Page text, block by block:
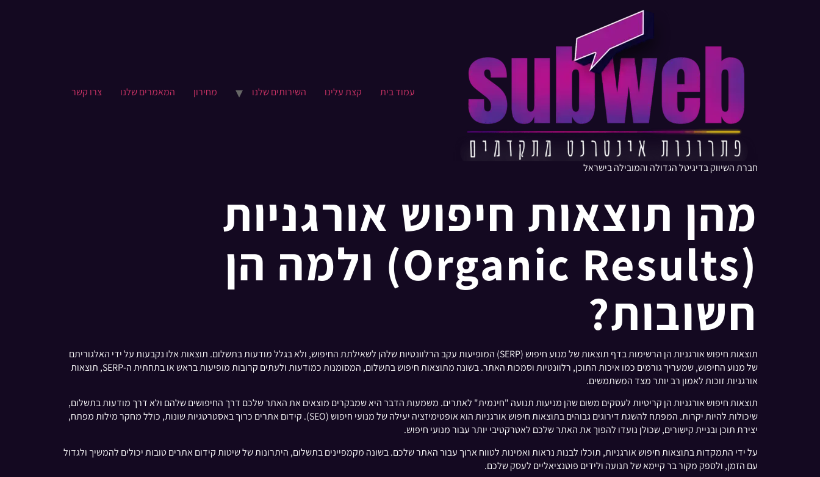
חברת השיווק בדיגיטל הגדולה והמובילה בישראל
עמוד בית קצת עלינו​ השירותים שלנו מחירון המאמרים שלנו צרו קשר
מהן תוצאות חיפוש אורגניות
(Organic Results) ולמה הן
חשובות?
תוצאות חיפוש אורגניות הן הרשימות בדף תוצאות של מנוע חיפוש (SERP) המופיעות עקב הרלוונטיות שלהן לשאילתת החיפוש, ולא בגלל מודעות בתשלום. תוצאות אלו נקבעות על ידי האלגוריתם
של מנוע החיפוש, שמעריך גורמים כמו איכות התוכן, רלוונטיות וסמכות האתר. בשונה מתוצאות חיפוש בתשלום, המסומנות כמודעות ולעתים קרובות מופיעות בראש או בתחתית ה-SERP, תוצאות
אורגניות זוכות לאמון רב יותר מצד המשתמשים.
תוצאות חיפוש אורגניות הן קריטיות לעסקים משום שהן מניעות תנועה "חינמית" לאתרים. משמעות הדבר היא שמבקרים מוצאים את האתר שלכם דרך החיפושים שלהם ולא דרך מודעות בתשלום,
שיכולות להיות יקרות. המפתח להשגת דירוגים גבוהים בתוצאות חיפוש אורגניות הוא אופטימיזציה יעילה של מנועי חיפוש (SEO). קידום אתרים כרוך באסטרטגיות שונות, כולל מחקר מילות מפתח,
יצירת תוכן ובניית קישורים, שכולן נועדו להפוך את האתר שלכם לאטרקטיבי יותר עבור מנועי חיפוש.
על ידי התמקדות בתוצאות חיפוש אורגניות, תוכלו לבנות נראות ואמינות לטווח ארוך עבור האתר שלכם. בשונה מקמפיינים בתשלום, היתרונות של שיטות קידום אתרים טובות יכולים להמשיך ולגדול
עם הזמן, ולספק מקור בר קיימא של תנועה ולידים פוטנציאליים לעסק שלכם.